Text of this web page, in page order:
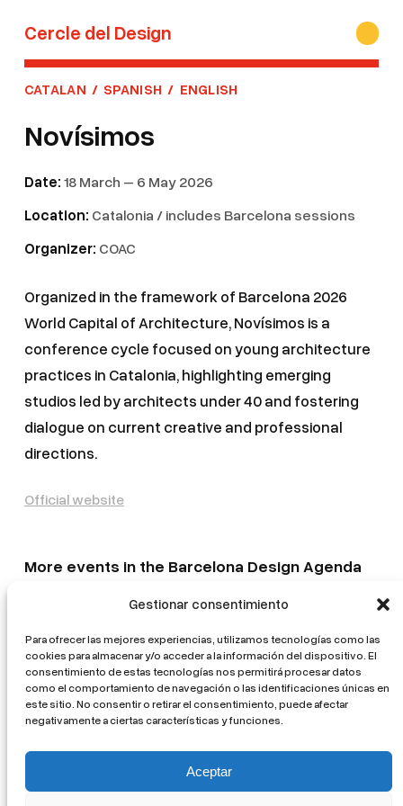
Gestionar consentimiento
Para ofrecer las mejores experiencias, utilizamos tecnologías como las
cookies para almacenar y/o acceder a la información del dispositivo. El
consentimiento de estas tecnologías nos permitirá procesar datos
como el comportamiento de navegación o las identificaciones únicas en
este sitio. No consentir o retirar el consentimiento, puede afectar
negativamente a ciertas características y funciones.
Aceptar
Cercle del Design
CATALAN / SPANISH / ENGLISH
Novísimos
Date: 18 March – 6 May 2026
Location: Catalonia / includes Barcelona sessions
Organizer: COAC
Organized in the framework of Barcelona 2026
World Capital of Architecture, Novísimos is a
conference cycle focused on young architecture
practices in Catalonia, highlighting emerging
studios led by architects under 40 and fostering
dialogue on current creative and professional
directions.
Official website
More events in the Barcelona Design Agenda
La volta catalana. From tradition to innovation
Festa d’Arquitectura — Taller d’Urbanisme
Guided visits to the Recinte Mundet
Mostra d’Arquitectura Catalana. L’ofici mutant
Healing Architectures